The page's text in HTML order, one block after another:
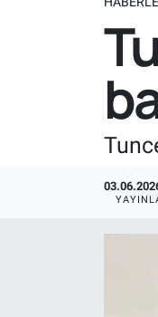
Süper Lig
Tüm Manşetler
Son Dakika